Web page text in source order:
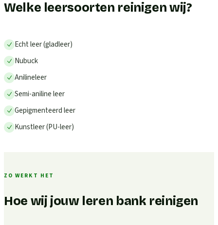
Welke leersoorten reinigen wij?
Echt leer (gladleer)
Nubuck
Anilineleer
Semi-aniline leer
Gepigmenteerd leer
Kunstleer (PU-leer)
ZO WERKT HET
Hoe wij jouw leren bank reinigen